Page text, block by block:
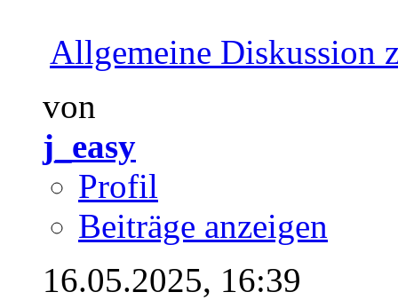
Allgemeine Diskussion
von
j_easy
Profil
Beiträge anzeigen
16.05.2025, 16:39